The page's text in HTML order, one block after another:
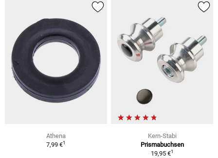
Athena
7,99 €1
Kern-Stabi
Prismabuchsen
19,95 €1